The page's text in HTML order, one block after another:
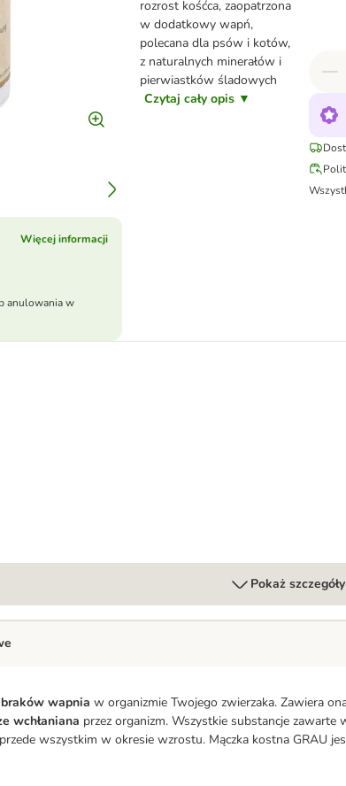
rozrost kośćca, zaopatrzona
w dodatkowy wapń,
polecana dla psów i kotów,
z naturalnych minerałów i
pierwiastków śladowych
Czytaj cały opis ▼
Więcej informacji
anulowania w
Pokaż szczegóły
wapnia w organizmie Twojego zwierzaka. Zawiera
wchłaniana przez organizm. Wszystkie substancje zawarte
wszystkim w okresie wzrostu. Mączka kostna GRAU